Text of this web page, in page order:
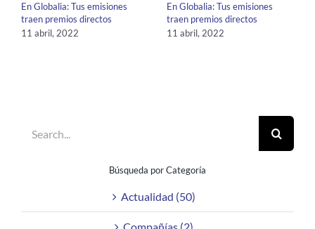
En Globalia: Tus emisiones
traen premios directos
11 abril, 2022
En Globalia: Tus emisiones
traen premios directos
11 abril, 2022
for:
Búsqueda por Categoría
Actualidad (50)